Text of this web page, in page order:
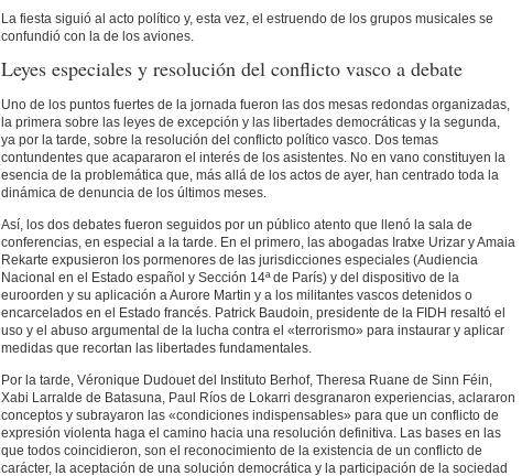
La fiesta siguió al acto político y, esta vez, el estruendo de los grupos musicales se
confundió con la de los aviones.
Leyes especiales y resolución del conflicto vasco a debate
Uno de los puntos fuertes de la jornada fueron las dos mesas redondas organizadas,
la primera sobre las leyes de excepción y las libertades democráticas y la segunda,
ya por la tarde, sobre la resolución del conflicto político vasco. Dos temas
contundentes que acapararon el interés de los asistentes. No en vano constituyen la
esencia de la problemática que, más allá de los actos de ayer, han centrado toda la
dinámica de denuncia de los últimos meses.
Así, los dos debates fueron seguidos por un público atento que llenó la sala de
conferencias, en especial a la tarde. En el primero, las abogadas Iratxe Urizar y Amaia
Rekarte expusieron los pormenores de las jurisdicciones especiales (Audiencia
Nacional en el Estado español y Sección 14ª de París) y del dispositivo de la
euroorden y su aplicación a Aurore Martin y a los militantes vascos detenidos o
encarcelados en el Estado francés. Patrick Baudoin, presidente de la FIDH resaltó el
uso y el abuso argumental de la lucha contra el «terrorismo» para instaurar y aplicar
medidas que recortan las libertades fundamentales.
Por la tarde, Véronique Dudouet del Instituto Berhof, Theresa Ruane de Sinn Féin,
Xabi Larralde de Batasuna, Paul Ríos de Lokarri desgranaron experiencias, aclararon
conceptos y subrayaron las «condiciones indispensables» para que un conflicto de
expresión violenta haga el camino hacia una resolución definitiva. Las bases en las
que todos coincidieron, son el reconocimiento de la existencia de un conflicto de
carácter, la aceptación de una solución democrática y la participación de la sociedad